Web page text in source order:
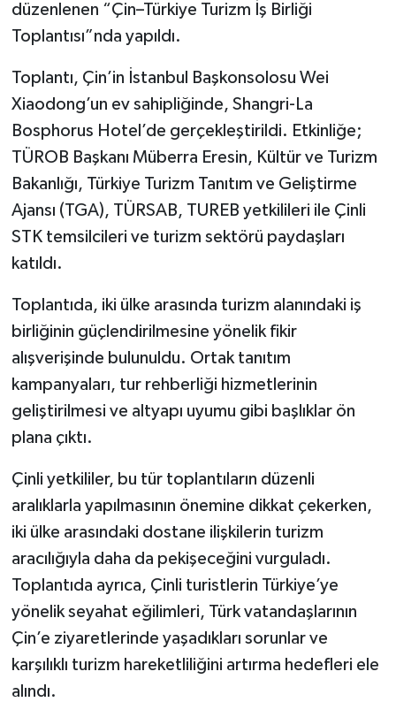
düzenlenen “Çin–Türkiye Turizm İş Birliği
Toplantısı”nda yapıldı.
Toplantı, Çin’in İstanbul Başkonsolosu Wei
Xiaodong’un ev sahipliğinde, Shangri-La
Bosphorus Hotel’de gerçekleştirildi. Etkinliğe;
TÜROB Başkanı Müberra Eresin, Kültür ve Turizm
Bakanlığı, Türkiye Turizm Tanıtım ve Geliştirme
Ajansı (TGA), TÜRSAB, TUREB yetkilileri ile Çinli
STK temsilcileri ve turizm sektörü paydaşları
katıldı.
Toplantıda, iki ülke arasında turizm alanındaki iş
birliğinin güçlendirilmesine yönelik fikir
alışverişinde bulunuldu. Ortak tanıtım
kampanyaları, tur rehberliği hizmetlerinin
geliştirilmesi ve altyapı uyumu gibi başlıklar ön
plana çıktı.
Çinli yetkililer, bu tür toplantıların düzenli
aralıklarla yapılmasının önemine dikkat çekerken,
iki ülke arasındaki dostane ilişkilerin turizm
aracılığıyla daha da pekişeceğini vurguladı.
Toplantıda ayrıca, Çinli turistlerin Türkiye’ye
yönelik seyahat eğilimleri, Türk vatandaşlarının
Çin’e ziyaretlerinde yaşadıkları sorunlar ve
karşılıklı turizm hareketliliğini artırma hedefleri ele
alındı.